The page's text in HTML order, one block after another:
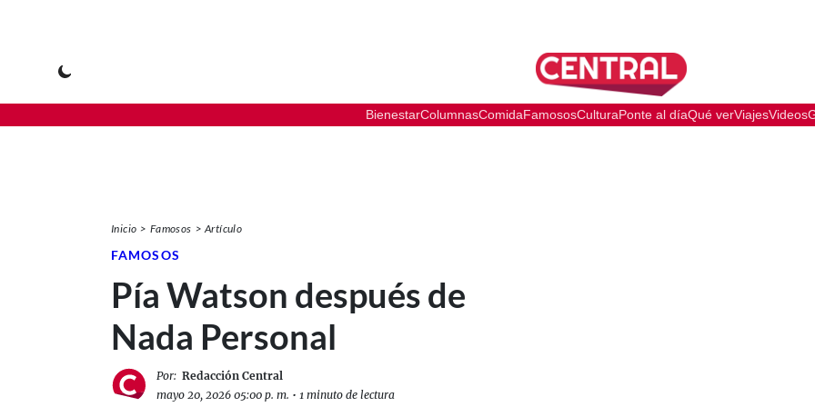
BienestarColumnasComidaFamososCulturaPonte al díaQué verViajesVideos
Inicio Famosos Artículo
FAMOSOS
Pía Watson después de
Nada Personal
Por: Redacción Central
mayo 20, 2026 05:00 p. m. • 1 minuto de lectura